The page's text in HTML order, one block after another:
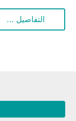
التفاصيل …